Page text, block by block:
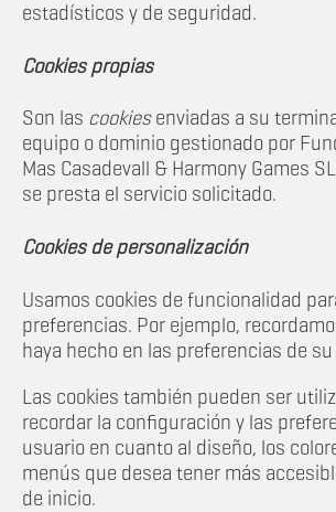
estadísticos y de seguridad.
Cookies propias
Son las cookiesenviadas a su
equipo o dominio gestionado por
Mas Casadevall & Harmony Games
se presta el servicio solicitado.
Cookies de personalización
Usamos cookies de funcionalidad
preferencias. Por ejemplo,
haya hecho en las preferencias de
Las cookies también pueden ser
recordar la configuración y las
usuario en cuanto al diseño, los
menús que desea tener más
de inicio.